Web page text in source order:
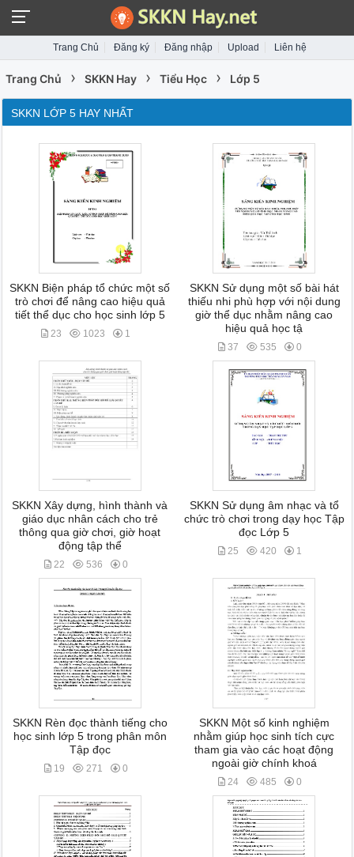
Trang Chủ Đăng ký Đăng nhập Upload Liên hệ
Trang Chủ › SKKN Hay › Tiểu Học › Lớp 5
SKKN LỚP 5 HAY NHẤT
SKKN Biện pháp tổ chức một số
trò chơi để nâng cao hiệu quả
tiết thể dục cho học sinh lớp 5
23 1023 1
SKKN Sử dụng một số bài hát
thiếu nhi phù hợp với nội dung
giờ thể dục nhằm nâng cao
hiệu quả học tậ
37 535 0
SKKN Xây dựng, hình thành và
giáo dục nhân cách cho trẻ
thông qua giờ chơi, giờ hoạt
động tập thể
22 536 0
SKKN Sử dụng âm nhạc và tổ
chức trò chơi trong dạy học Tập
đọc Lớp 5
25 420 1
SKKN Rèn đọc thành tiếng cho
học sinh lớp 5 trong phân môn
Tập đọc
19 271 0
SKKN Một số kinh nghiệm
nhằm giúp học sinh tích cực
tham gia vào các hoạt động
ngoài giờ chính khoá
24 485 0